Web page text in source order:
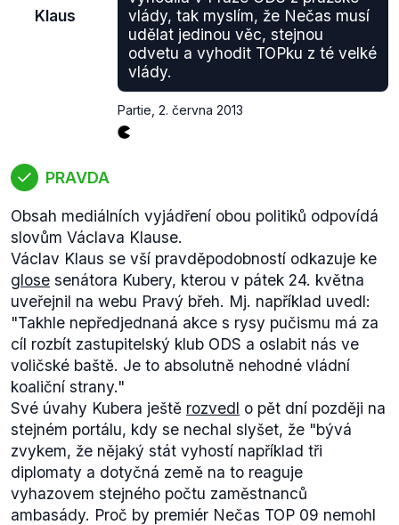
rozpočtu pro rok 2013 (strana 24), objem
mandatorních výdajů stále stoupá, a to jak v
absolutní výši, tak i v poměru k celkovým výdajům
(tabulka 11, graf 5) či HDP (tabulka 12).
Klesají naopak výdaje na investice. Například Státní
fond dopravní infrastruktury, prostřednictvím
železnic či vodní infrastruktury, měl pro rok 2012
rozpočtováno
2011). V rozpočtu na rok 2013 je částka mírně
navýšena na 58,5 miliardy, pro další roky se počítá
s výdaji přibližně na stejné úrovni.
Jak všakuvedl ředitel fondu na tiskové konferenci v
březnu 2013 ve zprávě o financování za rok 2012,
výplaty prostředků se zpožďují, protože jednotlivé
projekty nedokáží dostatečně rychle čerpat
přislíbené prostředky.
Výše uvedené shrnujeme do hodnocení 'zavádějící',
z citovaných zdrojů vyplývá, že vláda škrtala jak v
investicích, tak v mandatorních výdajích. Je
otázkou, nakolik jsou výše zmíněné škrty v oblasti
mandatorních výdajů "rezolutní", nicméně reálně
vláda škrtala i v této oblasti, tedy tam, kde by to
podle Klause snadné být nemělo.
Klaus
vlády, tak myslím, že Nečas musí
udělat jedinou věc, stejnou
odvetu a vyhodit TOPku z té velké
vlády.
Partie 2. června 2013
PRAVDA
Obsah mediálních vyjádření obou politiků odpovídá
slovům Václava Klause.
Václav Klaus se vší pravděpodobností odkazuje ke
glose senátora Kubery, kterou v pátek 24. května
uveřejnil na webu Pravý břeh. Mj. například uvedl:
"Takhle nepředjednaná akce s rysy pučismu má za
cíl rozbít zastupitelský klub ODS a oslabit nás ve
voličské baště. Je to absolutně nehodné vládní
koaliční strany."
Své úvahy Kubera ještě rozvedl o pět dní později na
stejném portálu, kdy se nechal slyšet, že "bývá
zvykem, že nějaký stát vyhostí například tři
diplomaty a dotyčná země na to reaguje
vyhazovem stejného počtu zaměstnanců
ambasády. Proč by premiér Nečas TOP 09 nemohl